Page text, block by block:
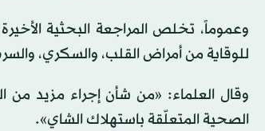
وعموماً، تخلص المراجعة البحثية
للوقاية من أمراض القلب، والسكري،
وقال العلماء: «من شأن إجراء مزيد
الصحية المتعلّقة باستهلاك الشاي».